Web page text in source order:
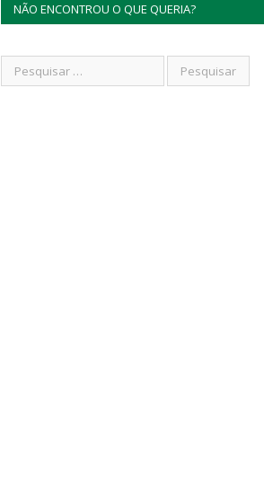
NÃO ENCONTROU O QUE QUERIA?